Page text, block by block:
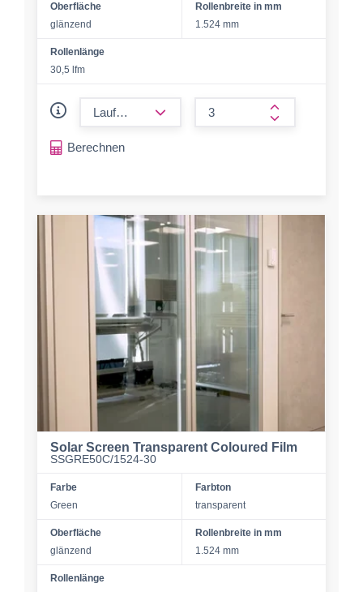
Oberfläche
glänzend
Rollenbreite in mm
1.524 mm
Rollenlänge
30,5 lfm
form.increase-
Berechnen
Solar Screen Transparent Coloured Film
SSGRE50C/1524-30
Farbe
Green
Farbton
transparent
Oberfläche
glänzend
Rollenbreite in mm
1.524 mm
Rollenlänge